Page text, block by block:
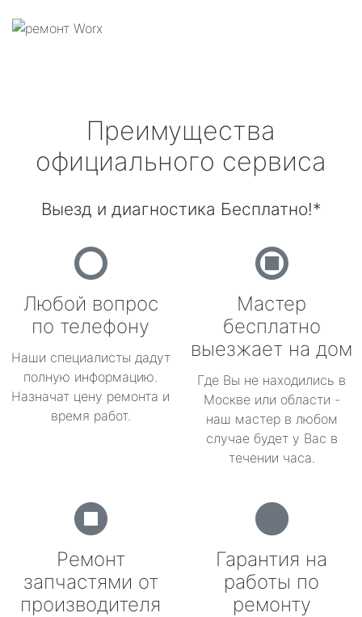
Преимущества
официального сервиса
Выезд и диагностика Бесплатно!*
Любой вопрос
по телефону
Наши специалисты дадут
полную информацию.
Назначат цену ремонта и
время работ.
Мастер
бесплатно
выезжает на дом
Где Вы не находились в
Москве или области -
наш мастер в любом
случае будет у Вас в
течении часа.
Ремонт
запчастями от
производителя
Гарантия на
работы по
ремонту